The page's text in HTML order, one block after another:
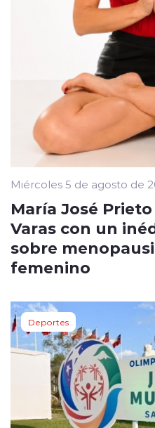
Miércoles 5 de agosto de
María José
Varas con un
sobre
femenino
Deportes